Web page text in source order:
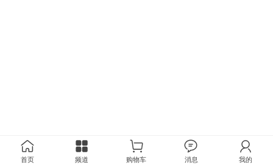
首页 频道 购物车 消息 我的